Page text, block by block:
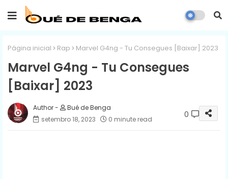
Página inicial Rap Marvel G4ng - Tu Consegues [Baixar] 2023
Marvel G4ng - Tu Consegues
[Baixar] 2023
Bué de Benga
setembro 18, 2023
0 minute read 0